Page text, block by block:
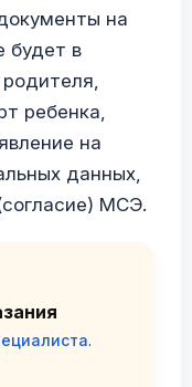
на
будет в
ребенка,
на
данных,
МСЭ.
.